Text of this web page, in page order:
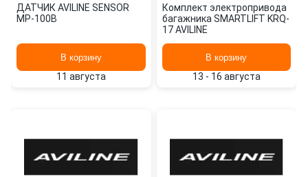
ДАТЧИК AVILINE SENSOR
MP-100B
В корзину
11 августа
Комплект электропривода
багажника SMARTLIFT KRQ-
17 AVILINE
В корзину
13 - 16 августа